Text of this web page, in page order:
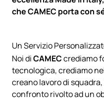
che CAMEC porta con
Un Servizio
Noi diCAMECcrediamo
tecnologica, crediamo
creano lavoro di
confronto rivolto ad un